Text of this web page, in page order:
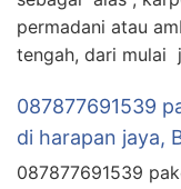
permadani atau
tengah, dari mulai
087877691539
di harapan jaya,
087877691539